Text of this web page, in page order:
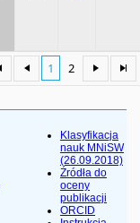
1 2
Klasyfikacja
nauk MNiSW
(26.09.2018)
Źródła do
oceny
publikacji
ORCID